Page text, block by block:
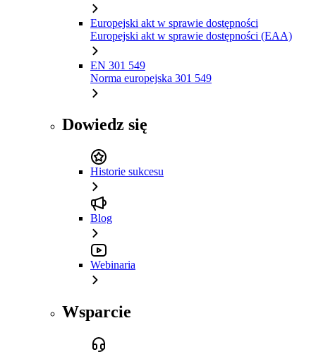
Europejski akt w sprawie dostępności
Europejski akt w sprawie dostępności (EAA)
EN 301 549
Norma europejska 301 549
Dowiedz się
Historie sukcesu
Blog
Webinaria
Wsparcie